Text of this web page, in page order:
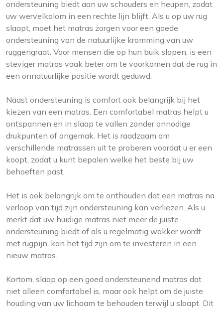
ondersteuning biedt aan uw schouders en heupen, zodat
uw wervelkolom in een rechte lijn blijft. Als u op uw rug
slaapt, moet het matras zorgen voor een goede
ondersteuning van de natuurlijke kromming van uw
ruggengraat. Voor mensen die op hun buik slapen, is een
steviger matras vaak beter om te voorkomen dat de rug in
een onnatuurlijke positie wordt geduwd.
Naast ondersteuning is comfort ook belangrijk bij het
kiezen van een matras. Een comfortabel matras helpt u
ontspannen en in slaap te vallen zonder onnodige
drukpunten of ongemak. Het is raadzaam om
verschillende matrassen uit te proberen voordat u er een
koopt, zodat u kunt bepalen welke het beste bij uw
behoeften past.
Het is ook belangrijk om te onthouden dat een matras na
verloop van tijd zijn ondersteuning kan verliezen. Als u
merkt dat uw huidige matras niet meer de juiste
ondersteuning biedt of als u regelmatig wakker wordt
met rugpijn, kan het tijd zijn om te investeren in een
nieuw matras.
Kortom, slaap op een goed ondersteunend matras dat
niet alleen comfortabel is, maar ook helpt om de juiste
houding van uw lichaam te behouden terwijl u slaapt. Dit